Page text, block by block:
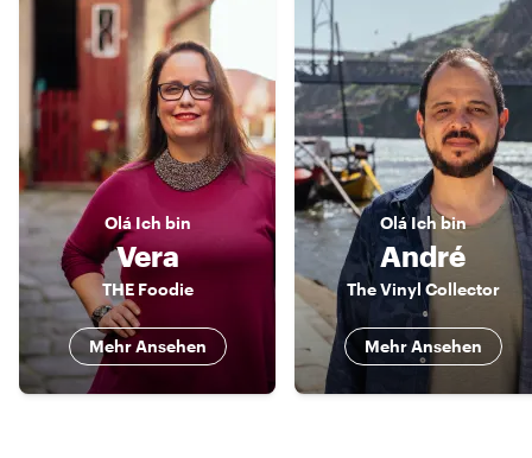
Olá Ich bin
Vera
THE Foodie
Mehr Ansehen
Olá Ich bin
André
The Vinyl Collector
Mehr Ansehen